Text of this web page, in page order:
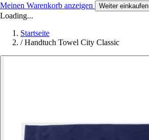
Meinen Warenkorb anzeigen Weiter einkaufen
Loading...
Startseite
/ Handtuch Towel City Classic